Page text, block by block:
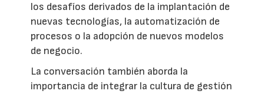
los desafíos derivados de la implantación de
nuevas tecnologías, la automatización de
procesos o la adopción de nuevos modelos
de negocio.
La conversación también aborda la
importancia de integrar la cultura de gestión